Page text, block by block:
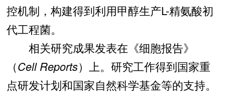
控机制，构建得到利用甲醇生产L-精氨酸初
代工程菌。
相关研究成果发表在《细胞报告》
（Cell Reports）上。研究工作得到国家重
点研发计划和国家自然科学基金等的支持。